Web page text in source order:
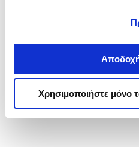
Χρησιμοποιήστε μόνο